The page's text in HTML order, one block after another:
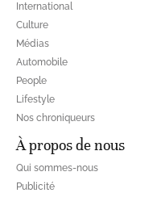
International
Culture
Médias
Automobile
People
Lifestyle
Nos chroniqueurs
À propos de nous
Qui sommes-nous
Publicité